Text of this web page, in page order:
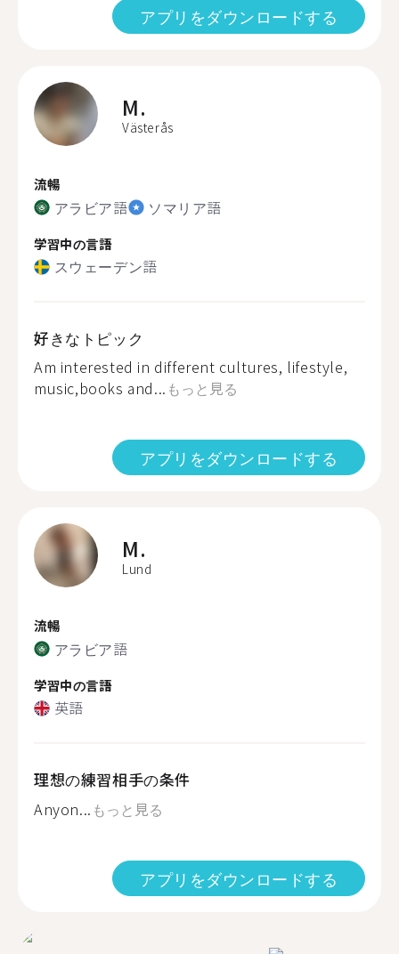
アプリをダウンロードする
M.
Västerås
流暢
アラビア語 ソマリア語
学習中の言語
スウェーデン語
好きなトピック
Am interested in different cultures, lifestyle,
music,books and... もっと見る
アプリをダウンロードする
M.
Lund
流暢
アラビア語
学習中の言語
英語
理想の練習相手の条件
Anyon... もっと見る
アプリをダウンロードする